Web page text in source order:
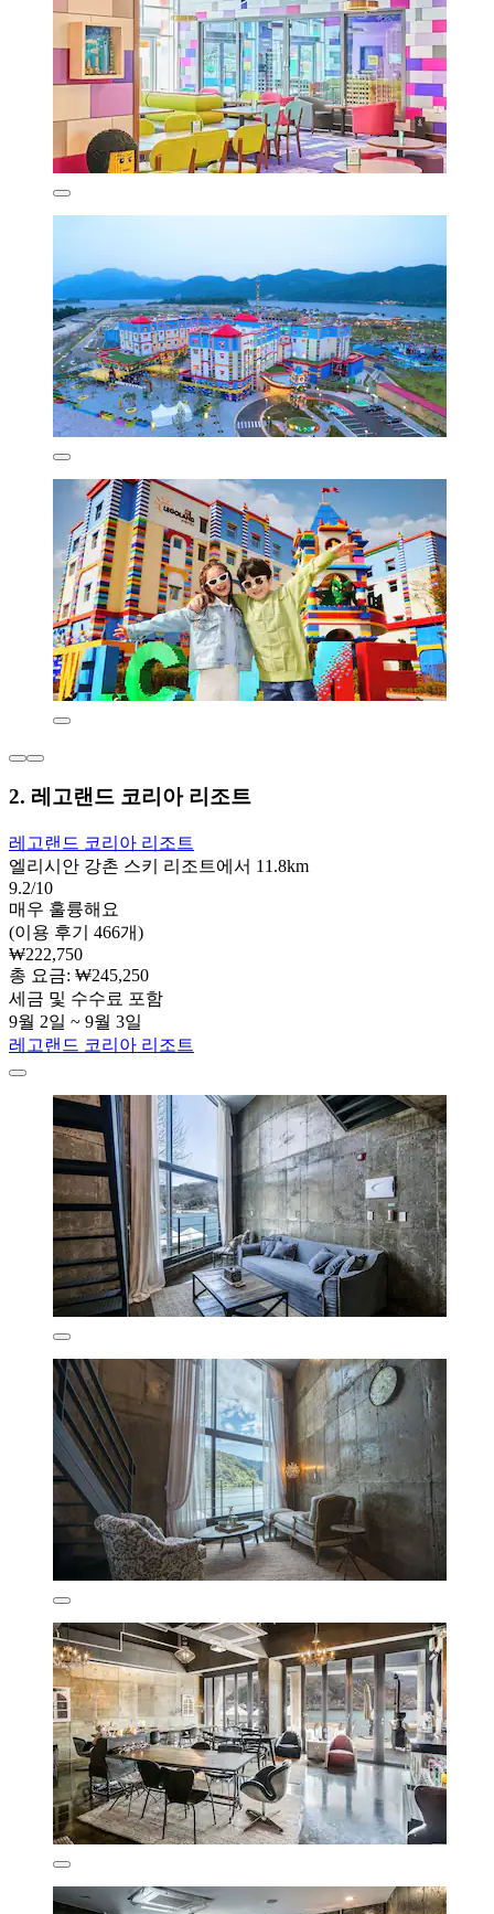
2. 레고랜드 코리아 리조트
레고랜드 코리아 리조트
엘리시안 강촌 스키 리조트에서 11.8km
9.2/10
매우 훌륭해요
(이용 후기 466개)
₩222,750
총 요금: ₩245,250
세금 및 수수료 포함
9월 2일 ~ 9월 3일
레고랜드 코리아 리조트